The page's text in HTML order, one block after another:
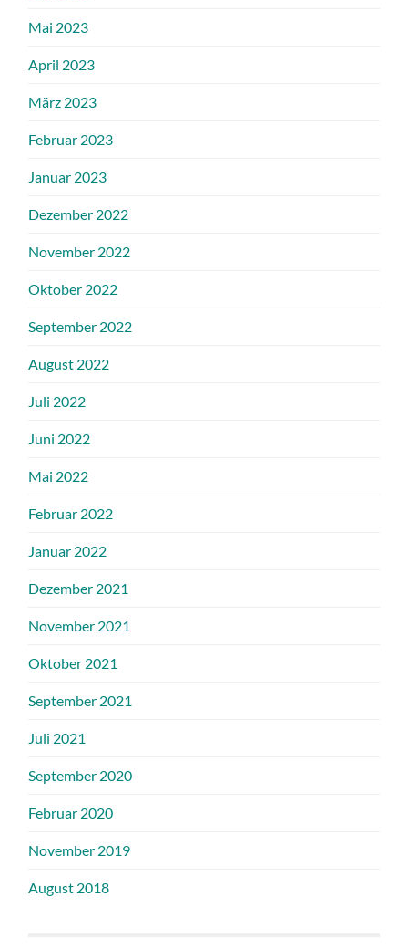
Mai 2023
April 2023
März 2023
Februar 2023
Januar 2023
Dezember 2022
November 2022
Oktober 2022
September 2022
August 2022
Juli 2022
Juni 2022
Mai 2022
Februar 2022
Januar 2022
Dezember 2021
November 2021
Oktober 2021
September 2021
Juli 2021
September 2020
Februar 2020
November 2019
August 2018